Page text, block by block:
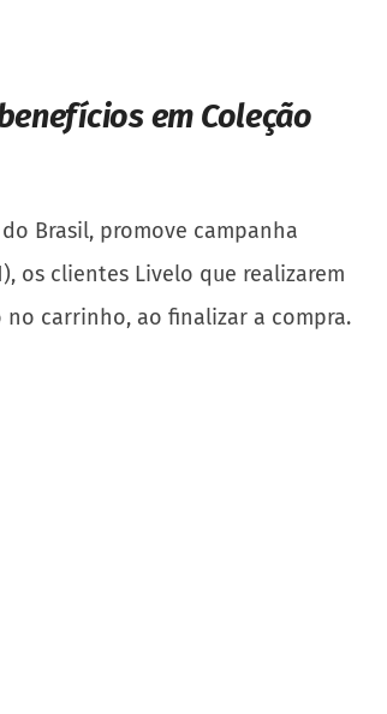
em Coleção
Brasil, promove campanha
os clientes Livelo que realizarem
no carrinho, ao finalizar a compra.